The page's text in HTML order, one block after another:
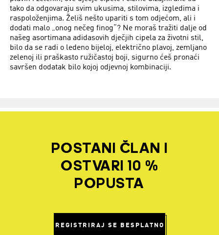
tako da odgovaraju svim ukusima, stilovima, izgledima i
raspoloženjima. Želiš nešto upariti s tom odjećom, ali i
dodati malo „onog nečeg finog“? Ne moraš tražiti dalje od
našeg asortimana adidasovih dječjih cipela za životni stil,
bilo da se radi o ledeno bijeloj, električno plavoj, zemljano
zelenoj ili praškasto ružičastoj boji, sigurno ćeš pronaći
savršen dodatak bilo kojoj odjevnoj kombinaciji.
POSTANI ČLAN I
OSTVARI 10 %
POPUSTA
REGISTRIRAJ SE BESPLATNO